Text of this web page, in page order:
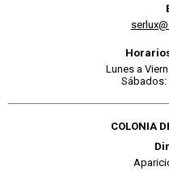
Lunes a
Sábados:
COLONIA